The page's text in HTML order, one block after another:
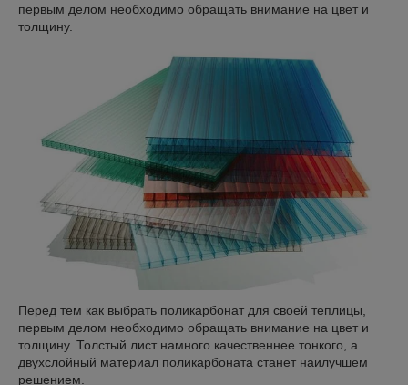
первым делом необходимо обращать внимание на цвет и
толщину.
Перед тем как выбрать поликарбонат для своей теплицы,
первым делом необходимо обращать внимание на цвет и
толщину. Толстый лист намного качественнее тонкого, а
двухслойный материал поликарбоната станет наилучшем
решением.